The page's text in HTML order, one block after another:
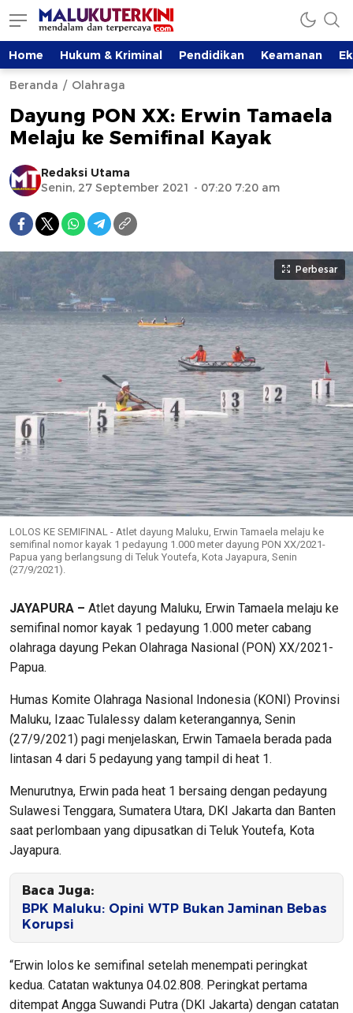
Home Hukum & Kriminal Pendidikan Keamanan
Beranda Olahraga
Dayung PON XX: Erwin Tamaela
Melaju ke Semifinal Kayak
Redaksi Utama
Senin, 27 September 2021 - 07:20 7:20 am
Perbesar
LOLOS KE SEMIFINAL - Atlet dayung Maluku, Erwin Tamaela melaju ke
semifinal nomor kayak 1 pedayung 1.000 meter dayung PON XX/2021-
Papua yang berlangsung di Teluk Youtefa, Kota Jayapura, Senin
(27/9/2021).
JAYAPURA – Atlet dayung Maluku, Erwin Tamaela melaju ke
semifinal nomor kayak 1 pedayung 1.000 meter cabang
olahraga dayung Pekan Olahraga Nasional (PON) XX/2021-
Papua.
Humas Komite Olahraga Nasional Indonesia (KONI) Provinsi
Maluku, Izaac Tulalessy dalam keterangannya, Senin
(27/9/2021) pagi menjelaskan, Erwin Tamaela berada pada
lintasan 4 dari 5 pedayung yang tampil di heat 1.
Menurutnya, Erwin pada heat 1 bersaing dengan pedayung
Sulawesi Tenggara, Sumatera Utara, DKI Jakarta dan Banten
saat perlombaan yang dipusatkan di Teluk Youtefa, Kota
Jayapura.
Baca Juga:
BPK Maluku: Opini WTP Bukan Jaminan Bebas
Korupsi
“Erwin lolos ke semifinal setelah menempati peringkat
kedua. Catatan waktunya 04.02.808. Peringkat pertama
ditempat Angga Suwandi Putra (DKI Jakarta) dengan catatan